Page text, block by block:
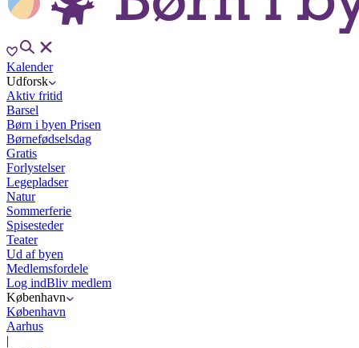
Kalender
Udforsk
Aktiv fritid
Barsel
Børn i byen Prisen
Børnefødselsdag
Gratis
Forlystelser
Legepladser
Natur
Sommerferie
Spisesteder
Teater
Ud af byen
Medlemsfordele
Log indBliv medlem
København
København
Aarhus
|